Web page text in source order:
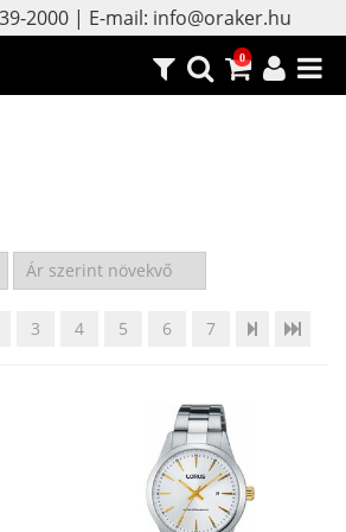
2000 | E-mail: info@oraker.hu
0
3 4 5 6 7